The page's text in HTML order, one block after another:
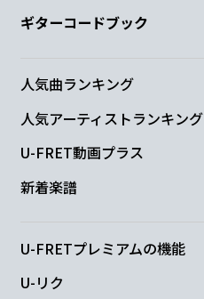
ギターコードブック
人気曲ランキング
人気アーティストランキング
U-FRET動画プラス
新着楽譜
U-FRETプレミアムの機能
U-リク